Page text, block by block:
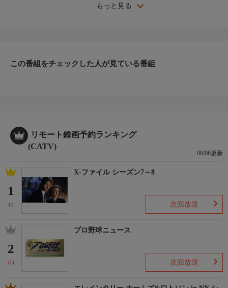
もっと見る
この番組をチェックした人が見ている番組
リモート録画予約ランキング
(CATV)
08/06更新
1
(-)
X-ファイル シーズン7～8
次回放送
2
(1)
プロ野球ニュース
次回放送